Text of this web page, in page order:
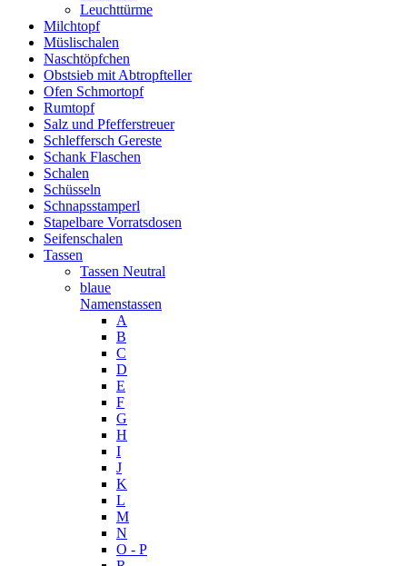
Leuchttürme
Milchtopf
Müslischalen
Naschtöpfchen
Obstsieb mit Abtropfteller
Ofen Schmortopf
Rumtopf
Salz und Pfefferstreuer
Schleffersch Gereste
Schank Flaschen
Schalen
Schüsseln
Schnapsstamperl
Stapelbare Vorratsdosen
Seifenschalen
Tassen
Tassen Neutral
blaue
Namenstassen
A
B
C
D
E
F
G
H
I
J
K
L
M
N
O - P